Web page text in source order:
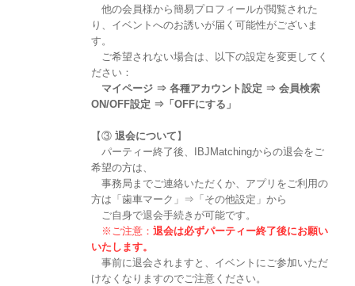
他の会員様から簡易プロフィールが閲覧された
り、イベントへのお誘いが届く可能性がございま
す。
ご希望されない場合は、以下の設定を変更してく
ださい：
マイページ ⇒ 各種アカウント設定 ⇒ 会員検索
ON/OFF設定 ⇒「OFFにする」
【③ 退会について 】
パーティー終了後、IBJMatchingからの退会をご
希望の方は、
事務局までご連絡いただくか、アプリをご利用の
方は「歯車マーク」⇒「その他設定」から
ご自身で退会手続きが可能です。
※ご注意： 退会は必ずパーティー終了後にお願い
いたします。
事前に退会されますと、イベントにご参加いただ
けなくなりますのでご注意ください。